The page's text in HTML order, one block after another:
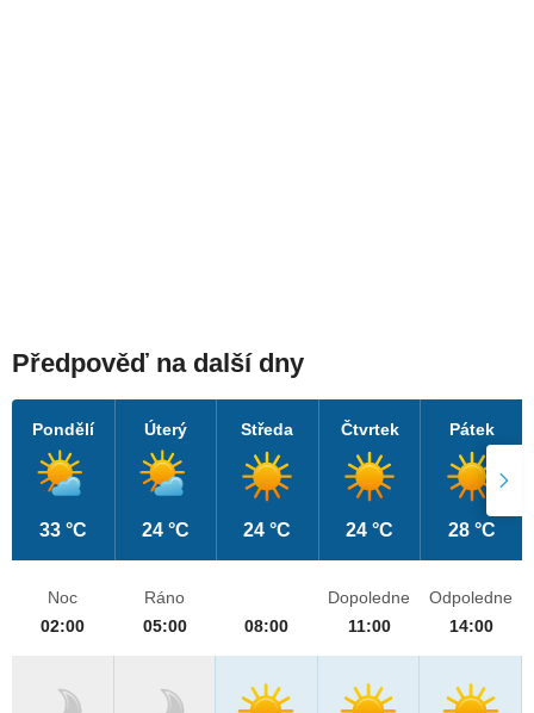
Předpověď na další dny
Pondělí
33 °C
Úterý
24 °C
Středa
24 °C
Čtvrtek
24 °C
Pátek
28 °C
Noc
02:00
Ráno
05:00
08:00
Dopoledne
11:00
Odpoledne
14:00